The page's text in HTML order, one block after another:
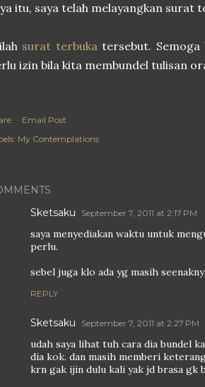
itu, saya telah melayangkan surat
surat terbukatersebut. Semoga
izin bila kita membundel tulisan
Email Post
My Contemplations
Sketsaku
September 7, 2011 at 2:17 PM
saya menyediakan waktu untuk
perlu.
sebel juga klo ada yg masih
REPLY
Sketsaku September 7, 2011 at 2:27 PM
udah saya lihat tuh cara dia bundel
dia kok. dan masih memberi
krn gak ijin dulu kali yak jd brasa gk